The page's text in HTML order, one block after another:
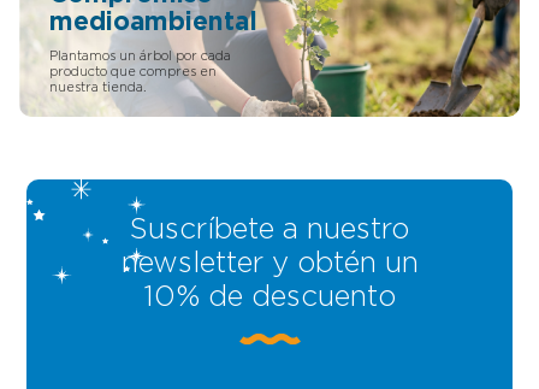
medioambiental
Plantamos un árbol por cada
producto que compres en
nuestra tienda.
Suscríbete a nuestro
newsletter y obtén un
10% de descuento